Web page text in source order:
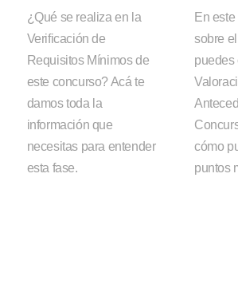
¿Qué se realiza en la
Verificación de
Requisitos Mínimos de
este concurso? Acá te
damos toda la
información que
necesitas para entender
esta fase.
En
sobre
puedes
cómo
puntos